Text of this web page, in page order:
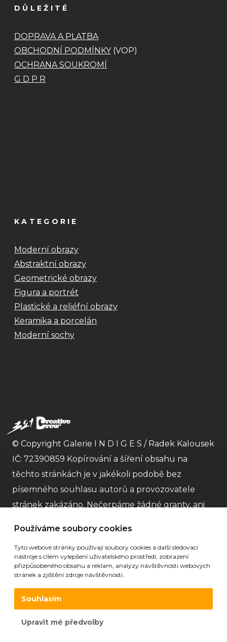
Používáme soubory cookies
Tyto webové stránky používají soubory cookies a další sledovací
nástroje s cílem vylepšení uživatelského prostředí, zobrazení
přizpůsobeného obsahu a reklam, analýzy návštěvnosti webových
stránek a zjištění zdroje návštěvnosti.
Souhlasím
Upravit mé předvolby
DŮLEŽITÉ
DOPRAVA A PLATBA
OBCHODNÍ PODMÍNKY(VOP)
OCHRANA SOUKROMÍ
G D P R
KATEGORIE
Moderní obrazy
Abstraktní obrazy
Geometrické obrazy
Figura a portrét
Plastické a reliéfní obrazy
Keramika a porcelán
Moderní sochy
© Copyright Galerie I N D I G E S / Radek Kalousek
IČ: 72390859 Kopírování a šíření obsahu na
těchto stránkách je v jakékoli podobě bez
písemného souhlasu autorů a provozovatele
stránek zakázáno. Nečerpáme žádné granty, ani
. Nejme plátci DPH. |
galerie vytvořilaDigitální agentura 321 CREATIVE
CREW s.r.o.